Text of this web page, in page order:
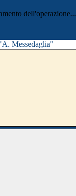
dell'operazione...